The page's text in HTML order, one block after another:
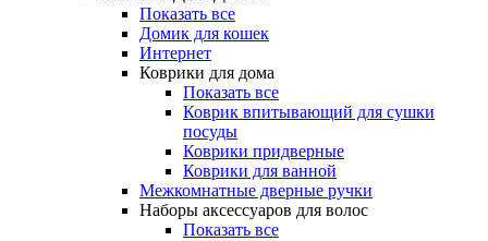
Показать все
Домик для кошек
Интернет
Коврики для дома
Показать все
Коврик впитывающий для сушки
посуды
Коврики придверные
Коврики для ванной
Межкомнатные дверные ручки
Наборы аксессуаров для волос
Показать все